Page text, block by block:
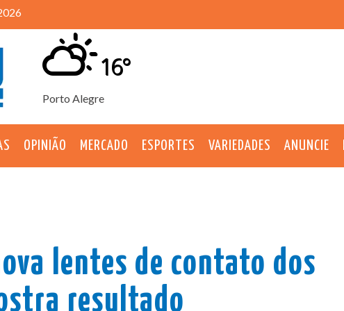
Porto Alegre
16°
OPINIÃO MERCADO ESPORTES VARIEDADES ANUNCIE
lentes de contato dos
resultado